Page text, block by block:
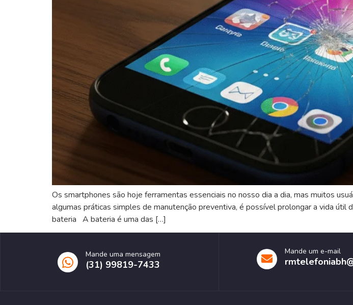
Os smartphones são hoje ferramentas essenciais no nosso dia a dia, mas muitos
algumas práticas simples de manutenção preventiva, é possível prolongar a vida
bateria A bateria é uma das […]
Mande uma mensagem
(31) 99819-7433
Mande um e-mail